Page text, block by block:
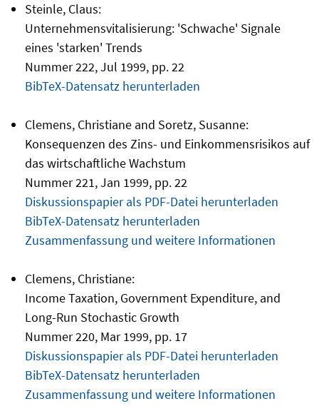
Steinle, Claus:
Unternehmensvitalisierung: 'Schwache' Signale
eines 'starken' Trends
Nummer 222, Jul 1999, pp. 22
BibTeX-Datensatz herunterladen
Clemens, Christiane and Soretz, Susanne:
Konsequenzen des Zins- und Einkommensrisikos auf
das wirtschaftliche Wachstum
Nummer 221, Jan 1999, pp. 22
Diskussionspapier als PDF-Datei herunterladen
BibTeX-Datensatz herunterladen
Zusammenfassung und weitere Informationen
Clemens, Christiane:
Income Taxation, Government Expenditure, and
Long-Run Stochastic Growth
Nummer 220, Mar 1999, pp. 17
Diskussionspapier als PDF-Datei herunterladen
BibTeX-Datensatz herunterladen
Zusammenfassung und weitere Informationen